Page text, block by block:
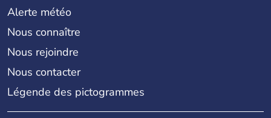
Alerte météo
Nous connaître
Nous rejoindre
Nous contacter
Légende des pictogrammes